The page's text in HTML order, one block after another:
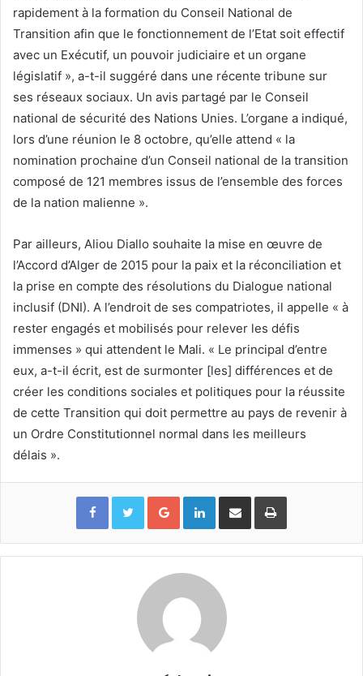
rapidement à la formation du Conseil National de
Transition afin que le fonctionnement de l’Etat soit effectif
avec un Exécutif, un pouvoir judiciaire et un organe
législatif », a-t-il suggéré dans une récente tribune sur
ses réseaux sociaux. Un avis partagé par le Conseil
national de sécurité des Nations Unies. L’organe a indiqué,
lors d’une réunion le 8 octobre, qu’elle attend « la
nomination prochaine d’un Conseil national de la transition
composé de 121 membres issus de l’ensemble des forces
de la nation malienne ».
Par ailleurs, Aliou Diallo souhaite la mise en œuvre de
l’Accord d’Alger de 2015 pour la paix et la réconciliation et
la prise en compte des résolutions du Dialogue national
inclusif (DNI). A l’endroit de ses compatriotes, il appelle « à
rester engagés et mobilisés pour relever les défis
immenses » qui attendent le Mali. « Le principal d’entre
eux, a-t-il écrit, est de surmonter [les] différences et de
créer les conditions sociales et politiques pour la réussite
de cette Transition qui doit permettre au pays de revenir à
un Ordre Constitutionnel normal dans les meilleurs
délais ».
Google+LinkedinPartager par email Imprimer